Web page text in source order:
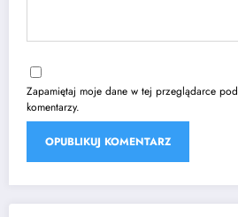
Zapamiętaj moje dane w tej przeglądarce
komentarzy.